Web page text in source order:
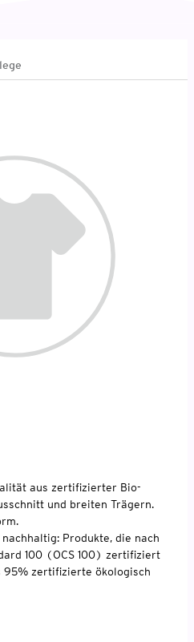
aus zertifizierter Bio-
und breiten Trägern.
Produkte, die nach
100 (OCS 100) zertifiziert
95% zertifizierte ökologisch